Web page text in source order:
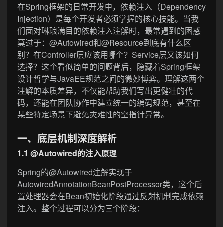
在Spring框架的日常开发中，依赖注入（Dependency
Injection）是每个开发者必须掌握的核心技能。当我
们面对琳琅满目的依赖注入注解时，最常遇到的困惑
莫过于：@Autowired和@Resource到底有什么区
别？在Controller层应该用哪个？Service层又该如何
选择？这个看似简单的问题背后，隐藏着Spring框架
设计哲学与JavaEE规范之间的微妙博弈。理解这两个
注解的本质差异，不仅能帮助我们写出更健壮的代
码，还能在团队协作中建立统一的编码规范，甚至在
某些特定场景下避免灾难性的空指针异常。
一、底层机制深度解析
1.1 @Autowired的注入原理
Spring的@Autowired注解实现于
AutowiredAnnotationBeanPostProcessor类，这个后
置处理器会在Bean初始化阶段通过反射机制完成依赖
注入。整个过程可以分为三个阶段：